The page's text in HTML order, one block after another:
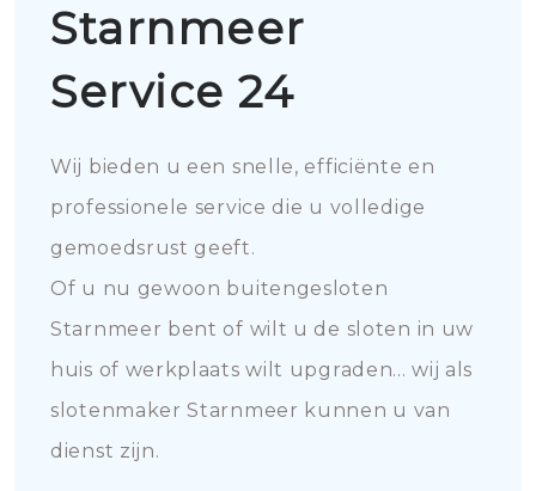
Starnmeer
Service 24
Wij bieden u een snelle, efficiënte en
professionele service die u volledige
gemoedsrust geeft.
Of u nu gewoon buitengesloten
Starnmeer bent of wilt u de sloten in uw
huis of werkplaats wilt upgraden... wij als
slotenmaker Starnmeer kunnen u van
dienst zijn.